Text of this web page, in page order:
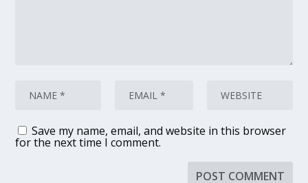
Save my name, email, and website in this browser
for the next time I comment.